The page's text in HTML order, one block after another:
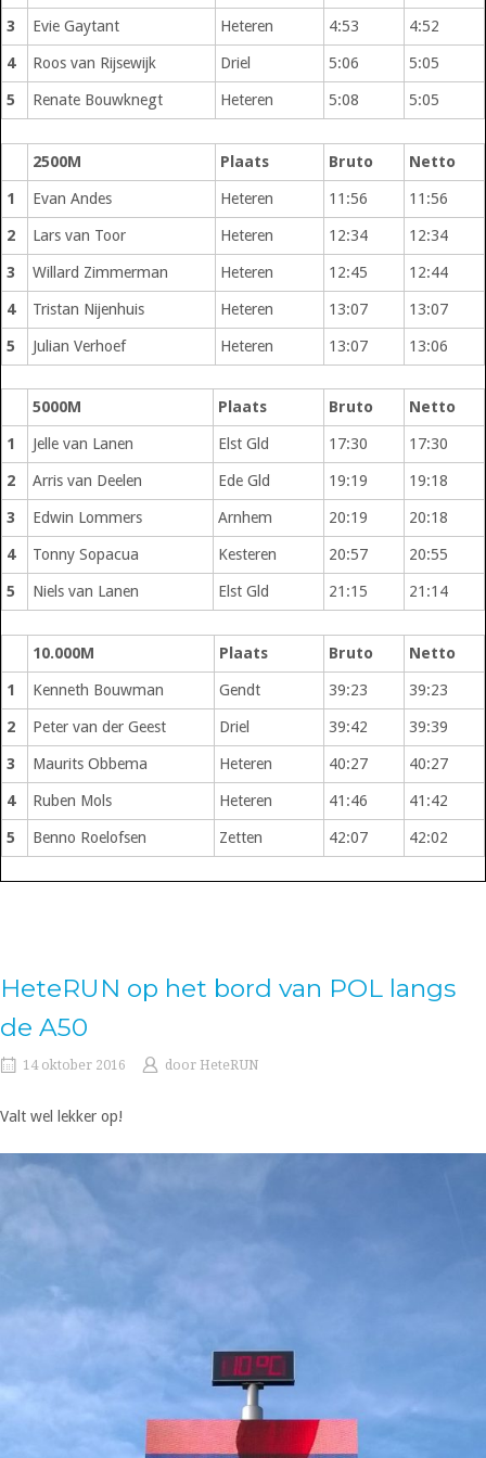
3 Evie Gaytant Heteren 4:53 4:52
4 Roos van Rijsewijk Driel 5:06 5:05
5 Renate Bouwknegt Heteren 5:08 5:05
2500M Plaats Bruto Netto
1 Evan Andes Heteren 11:56 11:56
2 Lars van Toor Heteren 12:34 12:34
3 Willard Zimmerman Heteren 12:45 12:44
4 Tristan Nijenhuis Heteren 13:07 13:07
5 Julian Verhoef Heteren 13:07 13:06
5000M Plaats Bruto Netto
1 Jelle van Lanen Elst Gld 17:30 17:30
2 Arris van Deelen Ede Gld 19:19 19:18
3 Edwin Lommers Arnhem 20:19 20:18
4 Tonny Sopacua Kesteren 20:57 20:55
5 Niels van Lanen Elst Gld 21:15 21:14
10.000M Plaats Bruto Netto
1 Kenneth Bouwman Gendt 39:23 39:23
2 Peter van der Geest Driel 39:42 39:39
3 Maurits Obbema Heteren 40:27 40:27
4 Ruben Mols Heteren 41:46 41:42
5 Benno Roelofsen Zetten 42:07 42:02
HeteRUN op het bord van POL langs
de A50
14 oktober 2016 door HeteRUN
Valt wel lekker op!